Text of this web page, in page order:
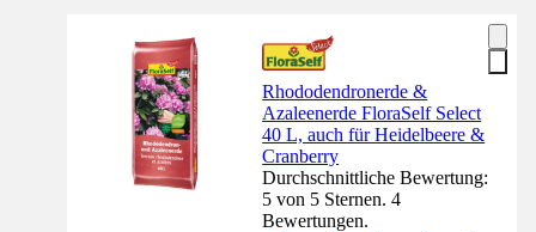
Rhododendronerde &
Azaleenerde FloraSelf Select
40 L, auch für Heidelbeere &
Cranberry
Durchschnittliche Bewertung:
5 von 5 Sternen. 4
Bewertungen.